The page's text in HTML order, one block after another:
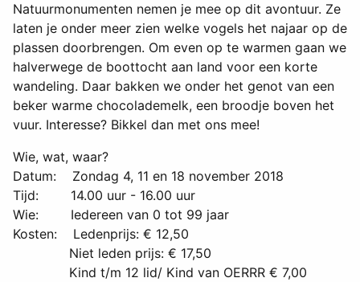
Natuurmonumenten nemen je mee op dit avontuur. Ze
laten je onder meer zien welke vogels het najaar op de
plassen doorbrengen. Om even op te warmen gaan we
halverwege de boottocht aan land voor een korte
wandeling. Daar bakken we onder het genot van een
beker warme chocolademelk, een broodje boven het
vuur. Interesse? Bikkel dan met ons mee!
Wie, wat, waar?
Datum: Zondag 4, 11 en 18 november 2018
Tijd: 14.00 uur - 16.00 uur
Wie: Iedereen van 0 tot 99 jaar
Kosten: Ledenprijs: € 12,50
Niet leden prijs: € 17,50
Kind t/m 12 lid/ Kind van OERRR € 7,00